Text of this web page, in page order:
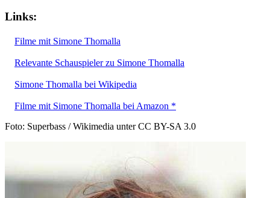
Links:
Filme mit Simone Thomalla
Relevante Schauspieler zu Simone Thomalla
Simone Thomalla bei Wikipedia
Filme mit Simone Thomalla bei Amazon *
Foto: Superbass / Wikimedia unter CC BY-SA 3.0